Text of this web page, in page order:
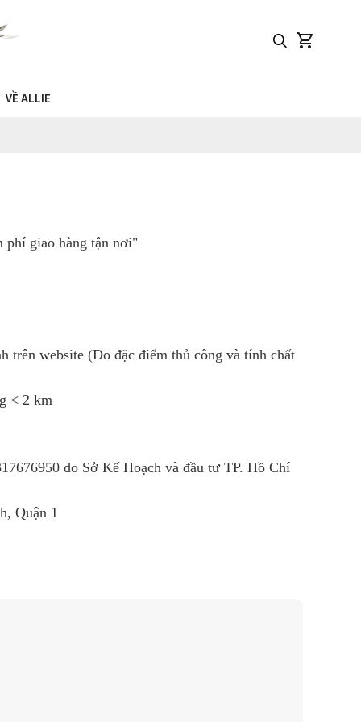
VỀ ALLIE
phí giao hàng tận nơi"
trên website (Do đặc điểm thủ công và tính chất
< 2 km
do Sở Kế Hoạch và đầu tư TP. Hồ Chí
Quận 1